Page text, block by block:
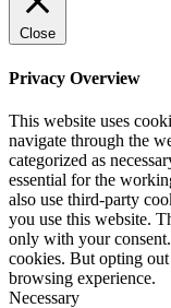
Close
Privacy Overview
This website uses
navigate through the
categorized as
essential for the
also use third-party
you use this website.
only with your
cookies. But opting
browsing experience.
Necessary